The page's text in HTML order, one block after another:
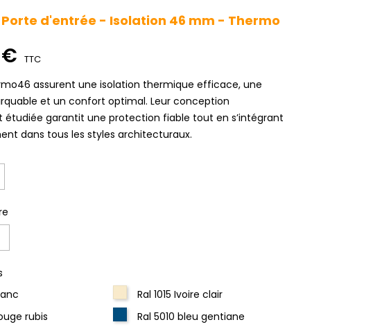
d'entrée - Isolation 46 mm - Thermo
€ TTC
assurent une isolation thermique efficace, une
et un confort optimal. Leur conception
étudiée garantit une protection fiable tout en s’intégrant
dans tous les styles architecturaux.
Ral 1015 Ivoire clair
rubis
Ral 5010 bleu gentiane